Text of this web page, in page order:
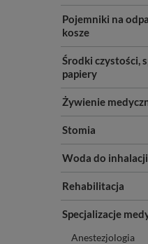
Pojemniki na
kosze
Środki czystości,
papiery
Żywienie
Stomia
Woda do
Rehabilitacja
Specjalizacje
Anestezjologia